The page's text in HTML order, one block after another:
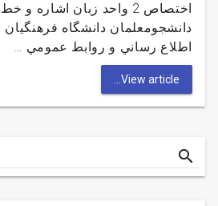
اختصاص 2 واحد زبان اشاره
دانشجومعلمان دانشگاه
اطلاع رساني و روابط عمومي …
View article...
Search
for
search